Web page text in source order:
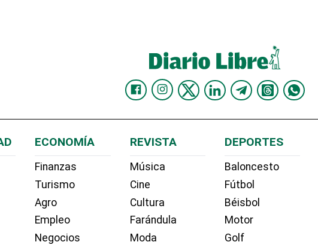
ECONOMÍA
Finanzas
Turismo
Agro
Empleo
Negocios
REVISTA
Música
Cine
Cultura
Farándula
Moda
DEPORTES
Baloncesto
Fútbol
Béisbol
Motor
Golf